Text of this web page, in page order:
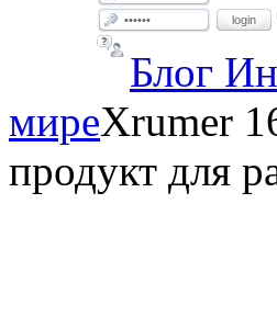
login
Блог
миреXrumer
продукт для